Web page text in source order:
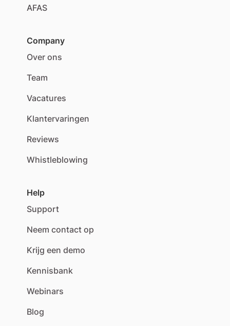
AFAS
Company
Over ons
Team
Vacatures
Klantervaringen
Reviews
Whistleblowing
Help
Support
Neem contact op
Krijg een demo
Kennisbank
Webinars
Blog